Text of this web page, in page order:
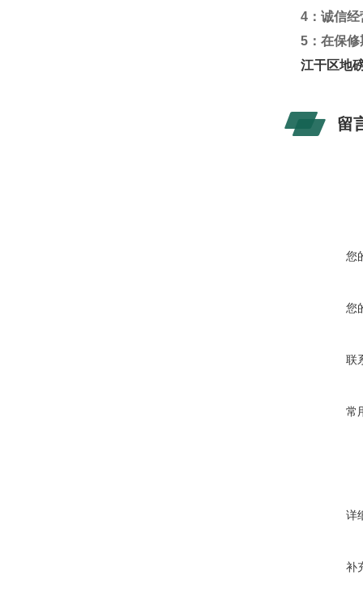
4 ：诚信
5 ：在保
江干区地
留
您
您
联
常
详
补